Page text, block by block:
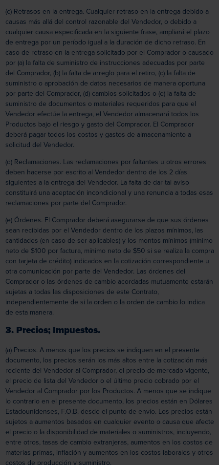
(c) Retrasos en la entrega. Cualquier retraso en la entrega debido a
causas más allá del control razonable del Vendedor, o debido a
cualquier causa especificada en la siguiente frase, ampliará el plazo
de entrega por un período igual a la duración de dicho retraso. En
caso de retraso en la entrega solicitado por el Comprador o causado
por (a) la falta de suministro de instrucciones adecuadas por parte
del Comprador, (b) la falta de arreglo para el retiro, (c) la falta de
suministro o aprobación de datos necesarios de manera oportuna
por parte del Comprador, (d) cambios solicitados o (e) la falta de
suministro de documentos o materiales requeridos para que el
Vendedor efectúe la entrega, el Vendedor almacenará todos los
Productos bajo el riesgo y gasto del Comprador. El Comprador
deberá pagar todos los costos y gastos de almacenamiento a
solicitud del Vendedor.
(d) Reclamaciones. Las reclamaciones por faltantes u otros errores
deben hacerse por escrito al Vendedor dentro de los 2 días
siguientes a la entrega del Vendedor. La falta de dar tal aviso
constituirá una aceptación incondicional y una renuncia a todas esas
reclamaciones por parte del Comprador.
(e) Órdenes. El Comprador deberá asegurarse de que sus órdenes
sean recibidas por el Vendedor dentro de los plazos mínimos, las
cantidades (en caso de ser aplicables) y los montos mínimos (mínimo
neto de $100 por factura, mínimo neto de $50 si se realiza la compra
con tarjeta de crédito) indicados en la cotización correspondiente u
otra comunicación por parte del Vendedor. Las órdenes del
Comprador o las órdenes de cambio acordadas mutuamente estarán
sujetas a todas las disposiciones de este Contrato,
independientemente de si la orden o la orden de cambio lo indica
de esta manera.
3. Precios; Impuestos.
(a) Precios. A menos que los precios se indiquen en el presente
documento, los precios serán los más altos entre la cotización más
reciente del Vendedor al Comprador, el precio de mercado vigente,
el precio de lista del Vendedor o el último precio cobrado por el
Vendedor al Comprador por los Productos. A menos que se indique
lo contrario en el presente documento, los precios están en Dólares
Estadounidenses, F.O.B. desde el punto de envío. Los precios están
sujetos a aumentos basados en cualquier evento o causa que afecte
el precio o la disponibilidad de materiales o suministros, incluyendo,
entre otros, tasas de cambio extranjeras, aumentos en los costos de
materias primas, inflación y aumentos en los costos laborales y otros
costos de producción y suministro.